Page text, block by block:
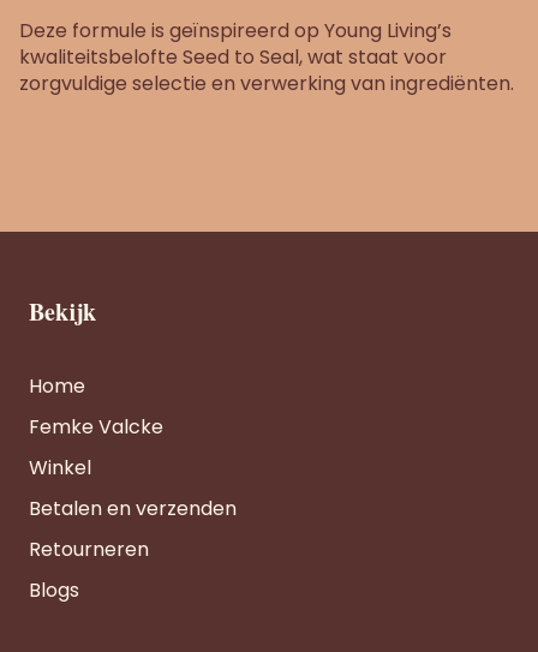
Deze formule is geïnspireerd op Young Living’s
kwaliteitsbelofte Seed to Seal, wat staat voor
zorgvuldige selectie en verwerking van ingrediënten.
Bekijk
Home
Femke Valcke
Winkel
Betalen en verzenden
Retourneren
Blogs